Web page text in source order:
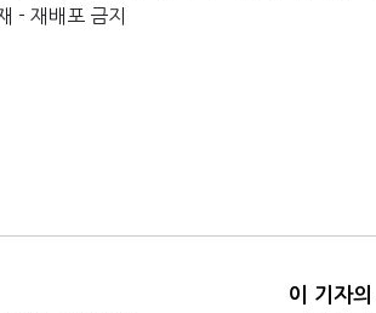
- 재배포 금지
이 기자